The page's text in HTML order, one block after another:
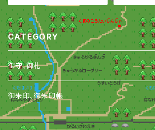
CATEGORY
御守、御札
御守
御札
御朱印、御朱印帳
御朱印